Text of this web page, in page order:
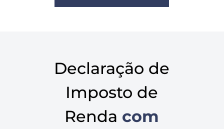
Declaração de
Imposto de
Renda com